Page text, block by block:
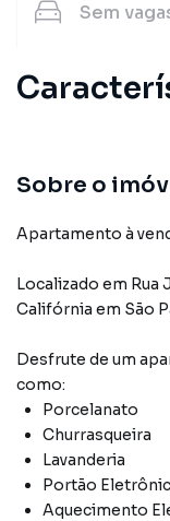
Sem
Portão
Aceita
Sobre o
Apartamento à
Localizado em Rua
Califórnia em São
Desfrute de um
como:
Porcelanato
Churrasqueira
Lavanderia
Portão
Aquecimento